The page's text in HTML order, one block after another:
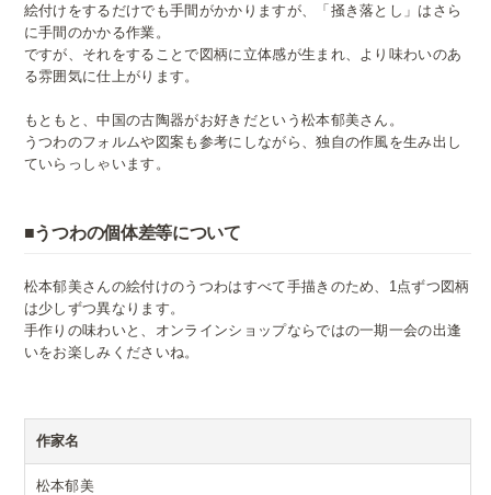
絵付けをするだけでも手間がかかりますが、「掻き落とし」はさら
に手間のかかる作業。
ですが、それをすることで図柄に立体感が生まれ、より味わいのあ
る雰囲気に仕上がります。
もともと、中国の古陶器がお好きだという松本郁美さん。
うつわのフォルムや図案も参考にしながら、独自の作風を生み出し
ていらっしゃいます。
■うつわの個体差等について
松本郁美さんの絵付けのうつわはすべて手描きのため、1点ずつ図柄
は少しずつ異なります。
手作りの味わいと、オンラインショップならではの一期一会の出逢
いをお楽しみくださいね。
作家名
松本郁美